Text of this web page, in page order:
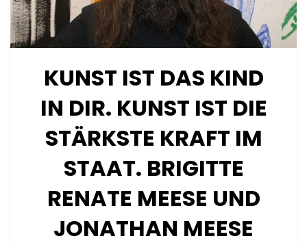
KUNST IST DAS KIND
IN DIR. KUNST IST DIE
STÄRKSTE KRAFT IM
STAAT. BRIGITTE
RENATE MEESE UND
JONATHAN MEESE